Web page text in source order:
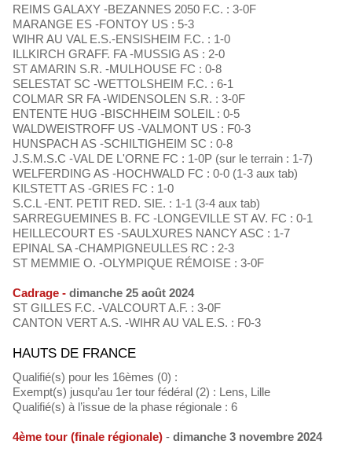
REIMS GALAXY -BEZANNES 2050 F.C. : 3-0F
MARANGE ES -FONTOY US : 5-3
WIHR AU VAL E.S.-ENSISHEIM F.C. : 1-0
ILLKIRCH GRAFF. FA -MUSSIG AS : 2-0
ST AMARIN S.R. -MULHOUSE FC : 0-8
SELESTAT SC -WETTOLSHEIM F.C. : 6-1
COLMAR SR FA -WIDENSOLEN S.R. : 3-0F
ENTENTE HUG -BISCHHEIM SOLEIL : 0-5
WALDWEISTROFF US -VALMONT US : F0-3
HUNSPACH AS -SCHILTIGHEIM SC : 0-8
J.S.M.S.C -VAL DE L'ORNE FC : 1-0P (sur le terrain : 1-7)
WELFERDING AS -HOCHWALD FC : 0-0 (1-3 aux tab)
KILSTETT AS -GRIES FC : 1-0
S.C.L -ENT. PETIT RED. SIE. : 1-1 (3-4 aux tab)
SARREGUEMINES B. FC -LONGEVILLE ST AV. FC : 0-1
HEILLECOURT ES -SAULXURES NANCY ASC : 1-7
EPINAL SA -CHAMPIGNEULLES RC : 2-3
ST MEMMIE O. -OLYMPIQUE RÉMOISE : 3-0F
Cadrage - dimanche 25 août 2024
ST GILLES F.C. -VALCOURT A.F. : 3-0F
CANTON VERT A.S. -WIHR AU VAL E.S. : F0-3
HAUTS DE FRANCE
Qualifié(s) pour les 16èmes (0) :
Exempt(s) jusqu’au 1er tour fédéral (2) : Lens, Lille
Qualifié(s) à l’issue de la phase régionale : 6
4ème tour (finale régionale) - dimanche 3 novembre 2024